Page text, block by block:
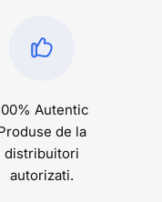
Autentic
de la
distribuitori
autorizati.